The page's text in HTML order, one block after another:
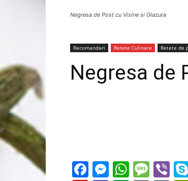
Negresa de Post cu Visine si Glazura
Recomandari Retete Culinare Retete de
Negresa de
Facebook